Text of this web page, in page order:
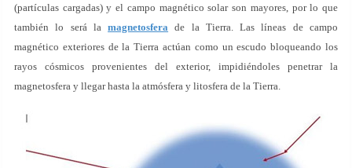
(partículas cargadas) y el campo magnético solar son mayores, por lo que
también lo será lamagnetosfera de la Tierra. Las líneas de campo
magnético exteriores de la Tierra actúan como un escudo bloqueando los
rayos cósmicos provenientes del exterior, impidiéndoles penetrar la
magnetosfera y llegar hasta la atmósfera y litosfera de la Tierra.